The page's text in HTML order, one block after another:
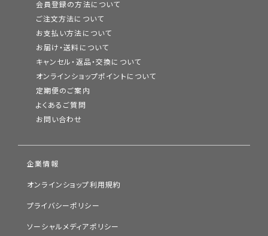
会員登録の方法について
ご注文方法について
お支払い方法について
お届け・送料について
キャンセル・返品・交換について
オンラインショップポイントについて
定期便のご案内
よくあるご質問
お問い合わせ
企業情報
オンラインショップ利用規約
プライバシーポリシー
ソーシャルメディアポリシー